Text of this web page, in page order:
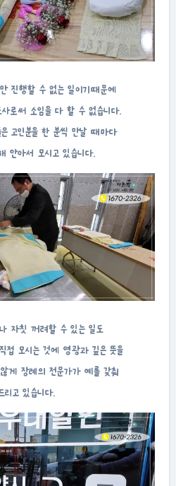
만 진행할 수 없는 일이기때문에
로써 소임을 다 할 수 없습니다.
고인분을 한 분씩 만날 때마다
안아서 모시고 있습니다.
자칫 꺼려할 수 있는 일도
접 모시는 것에 영광과 깊은 뜻을
않게 장례의 전문가가 예를 갖춰
리고 있습니다.